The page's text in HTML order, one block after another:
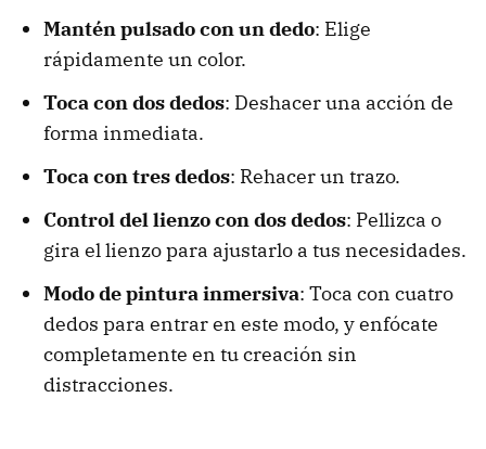
Mantén pulsado con un dedo: Elige
rápidamente un color.
Toca con dos dedos: Deshacer una acción de
forma inmediata.
Toca con tres dedos: Rehacer un trazo.
Control del lienzo con dos dedos: Pellizca o
gira el lienzo para ajustarlo a tus necesidades.
Modo de pintura inmersiva: Toca con cuatro
dedos para entrar en este modo, y enfócate
completamente en tu creación sin
distracciones.